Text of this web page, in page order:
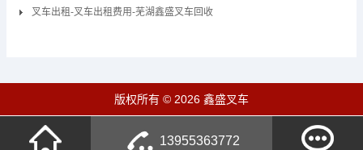
叉车出租-叉车出租费用-芜湖鑫盛叉车回收
版权所有 © 2026 鑫盛叉车
13955363772